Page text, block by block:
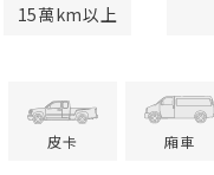
15萬km以上
皮卡 廂車